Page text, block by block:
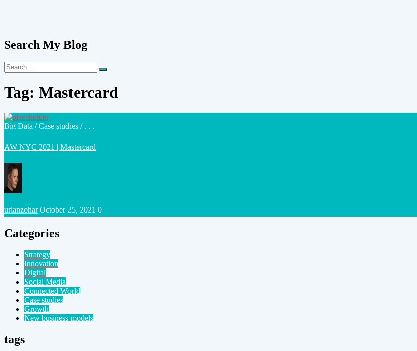
Search My Blog
Search
for:
Search
Tag: Mastercard
Posted
Big Data /Case studies / . . .
AW NYC 2021 | Mastercard
Posted
urianzohar October 25, 2021 0
Categories
Strategy
Innovation
Digital
Social Media
Connected World
Case studies
Growth
New business models
tags